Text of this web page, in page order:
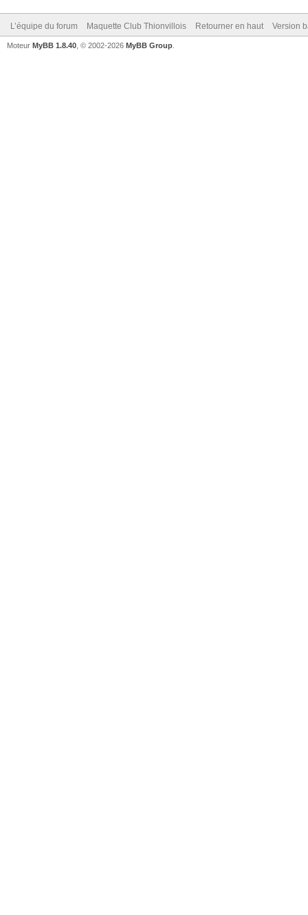
L’équipe du forum Maquette Club Thionvillois Retourner en haut Version
Moteur MyBB 1.8.40 , © 2002-2026 MyBB Group